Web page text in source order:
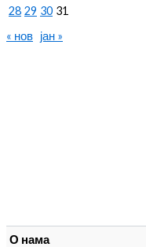
28 29 30 31
« нов јан »
О нама